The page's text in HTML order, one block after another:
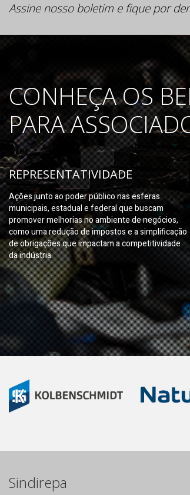
Assine nosso boletim e fique por
CONHEÇA OS
PARA
REPRESENTATIVIDADE
Ações junto ao poder público nas esferas
municipais, estadual e federal que buscam
promover melhorias no ambiente de negócios,
como uma redução de impostos e a simplificação
de obrigações que impactam a competitividade
da indústria.
Sindirepa